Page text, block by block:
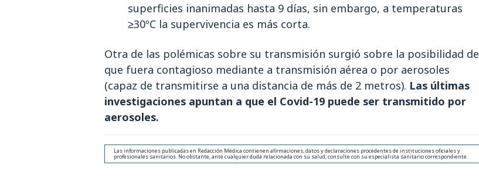
superficies inanimadas hasta 9 días, sin embargo, a temperaturas
≥30ºC la supervivencia es más corta.
Otra de las polémicas sobre su transmisión surgió sobre la posibilidad de
que fuera contagioso mediante a transmisión aérea o por aerosoles
(capaz de transmitirse a una distancia de más de 2 metros). Las últimas
investigaciones apuntan a que el Covid-19 puede ser transmitido por
aerosoles.
Las informaciones publicadas en Redacción Médica contienen afirmaciones, datos y declaraciones procedentes de instituciones oficiales y
profesionales sanitarios. No obstante, ante cualquier duda relacionada con su salud, consulte con su especialista sanitario correspondiente.